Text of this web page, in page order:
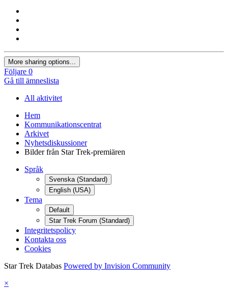
More sharing options...
Följare 0
Gå till ämneslista
All aktivitet
Hem
Kommunikationscentrat
Arkivet
Nyhetsdiskussioner
Bilder från Star Trek-premiären
Språk
Svenska (Standard)
English (USA)
Tema
Default
Star Trek Forum (Standard)
Integritetspolicy
Kontakta oss
Cookies
Star Trek Databas Powered by Invision Community
×